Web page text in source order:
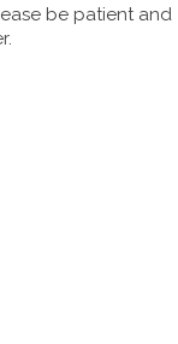
be patient and